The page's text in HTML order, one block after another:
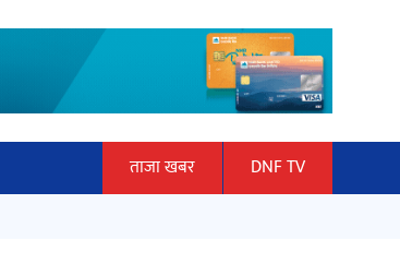
ताजा खबर DNF TV